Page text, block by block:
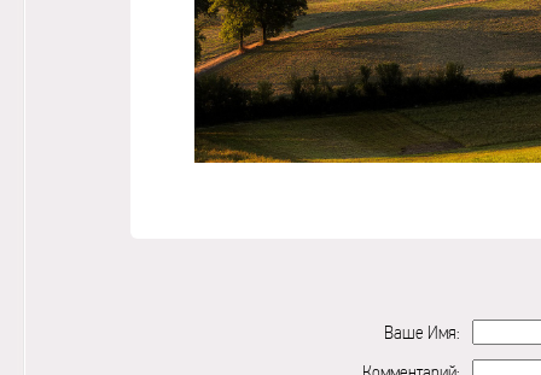
Ваше Имя: